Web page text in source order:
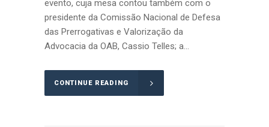
evento, cuja mesa contou também com o
presidente da Comissão Nacional de Defesa
das Prerrogativas e Valorização da
Advocacia da OAB, Cassio Telles; a...
CONTINUE READING